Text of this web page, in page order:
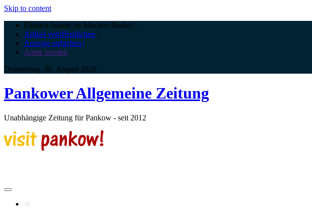
Skip to content
Einfach.SmartCity.Machen:Berlin! -
Artikel veröffentlichen |
Anzeige aufgeben |
Autor werden
Donnerstag, 06. August 2026
Pankower Allgemeine Zeitung
Unabhängige Zeitung für Pankow - seit 2012